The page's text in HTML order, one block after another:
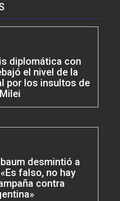
diplomática con
el nivel de la
por los insultos de
Milei
desmintió a
falso, no hay
contra